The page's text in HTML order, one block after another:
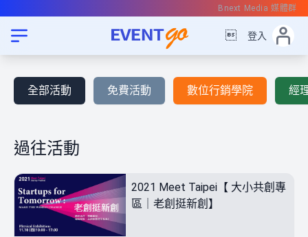
Bnext Media 媒體群
 登入
全部活動 免費活動 數位行銷學院 經
過往活動
2021 Meet Taipei【 大小共創專
區｜老創挺新創】